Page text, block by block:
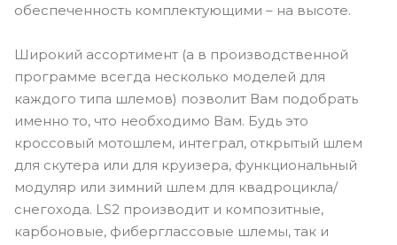
обеспеченность комплектующими – на высоте.
Широкий ассортимент (а в производственной
программе всегда несколько моделей для
каждого типа шлемов) позволит Вам подобрать
именно то, что необходимо Вам. Будь это
кроссовый мотошлем, интеграл, открытый шлем
для скутера или для круизера, функциональный
модуляр или зимний шлем для квадроцикла/
снегохода. LS2 производит и композитные,
карбоновые, фиберглассовые шлемы, так и